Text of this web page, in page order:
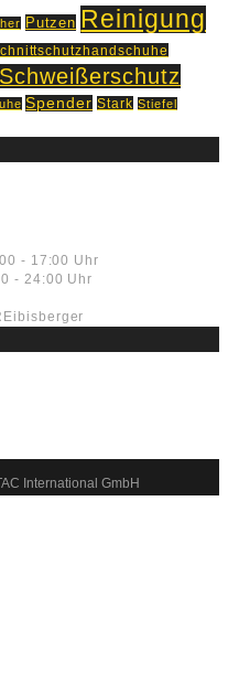
Putzen Reinigung
Schweißerschutz
Spender Stark Stiefel
- 17:00 Uhr
- 24:00 Uhr
International GmbH